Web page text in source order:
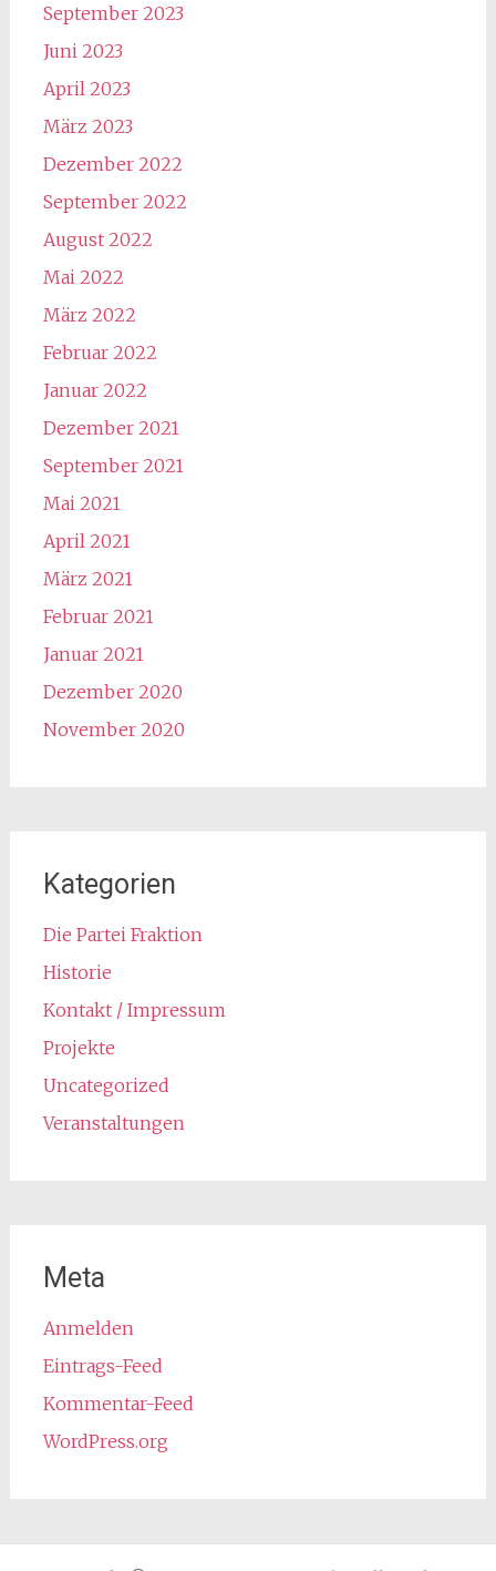
September 2023
Juni 2023
April 2023
März 2023
Dezember 2022
September 2022
August 2022
Mai 2022
März 2022
Februar 2022
Januar 2022
Dezember 2021
September 2021
Mai 2021
April 2021
März 2021
Februar 2021
Januar 2021
Dezember 2020
November 2020
Kategorien
Die Partei Fraktion
Historie
Kontakt / Impressum
Projekte
Uncategorized
Veranstaltungen
Meta
Anmelden
Eintrags-Feed
Kommentar-Feed
WordPress.org